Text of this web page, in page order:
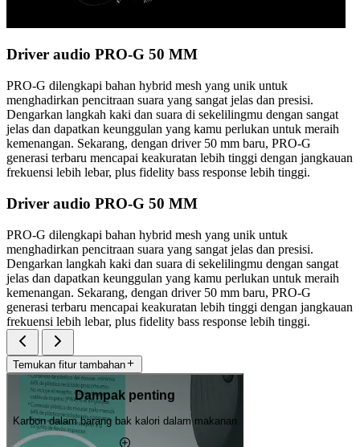
Driver audio PRO-G 50 MM
PRO-G dilengkapi bahan hybrid mesh yang unik untuk
menghadirkan pencitraan suara yang sangat jelas dan presisi.
Dengarkan langkah kaki dan suara di sekelilingmu dengan sangat
jelas dan dapatkan keunggulan yang kamu perlukan untuk meraih
kemenangan. Sekarang, dengan driver 50 mm baru, PRO-G
generasi terbaru mencapai keakuratan lebih tinggi dengan jangkauan
frekuensi lebih lebar, plus fidelity bass response lebih tinggi.
Driver audio PRO-G 50 MM
PRO-G dilengkapi bahan hybrid mesh yang unik untuk
menghadirkan pencitraan suara yang sangat jelas dan presisi.
Dengarkan langkah kaki dan suara di sekelilingmu dengan sangat
jelas dan dapatkan keunggulan yang kamu perlukan untuk meraih
kemenangan. Sekarang, dengan driver 50 mm baru, PRO-G
generasi terbaru mencapai keakuratan lebih tinggi dengan jangkauan
frekuensi lebih lebar, plus fidelity bass response lebih tinggi.
Temukan fitur tambahan
Dampak penting
Karbon dalam barang bak kalori dalam makanan